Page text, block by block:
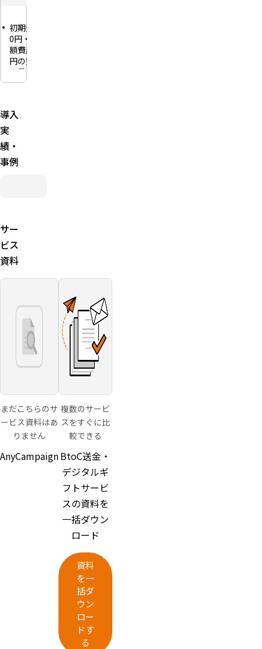
初期費用
0円・月
額費用0
円の完全
従量課金
発行手数
代金
×10%
なし（1
商品・
1URLか
ド・
類以上の
商品（価
事務局代
行・配送
代行・CS
代行のオ
プション
に対応
導入
実
績・
事例
サー
ビス
資料
まだこちらのサ
ービス資料はあ
りません
AnyCampaign
複数のサービ
スをすぐに比
較できる
BtoC送金・
デジタルギ
フトサービ
スの資料を
一括ダウン
ロード
資料
を一
括ダ
ウン
ロー
ドす
る